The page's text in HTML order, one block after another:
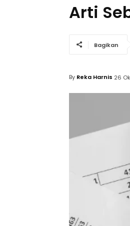
Arti
Bagikan
By Reka Harnis 26